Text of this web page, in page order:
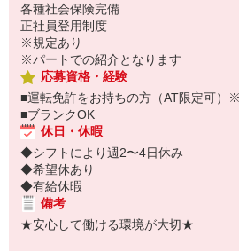
各種社会保険完備
正社員登用制度
※規定あり
※パートでの紹介となります
応募資格・経験
■運転免許をお持ちの方（AT限定可）
■ブランクOK
休日・休暇
◆シフトにより週2〜4日休み
◆希望休あり
◆有給休暇
備考
★安心して働ける環境が大切★